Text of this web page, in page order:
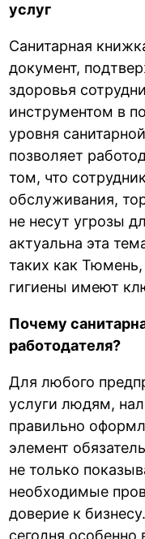
услуг
Санитарная
документ,
здоровья
инструментом в
уровня
позволяет
том, что
обслуживания,
не несут угрозы
актуальна эта
таких как
гигиены имеют
Почему
работодателя?
Для любого
услуги людям,
правильно
элемент
не только
необходимые
доверие к бизнесу.